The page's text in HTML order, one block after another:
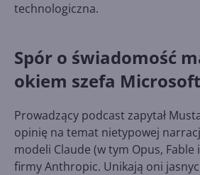
technologiczna.
Spór o świadomość
okiem szefa
Prowadzący podcast zapytał
opinię na temat nietypowej
modeli Claude (w tym Opus, Fable
firmy Anthropic. Unikają oni